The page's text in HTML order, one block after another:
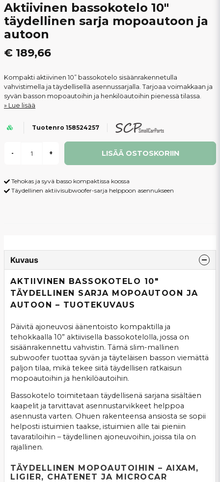
Aktiivinen bassokotelo 10"
täydellinen sarja mopoautoon ja
autoon
€ 189,66
Kompakti aktiivinen 10” bassokotelo sisäänrakennetulla
vahvistimella ja täydellisellä asennussarjalla. Tarjoaa voimakkaan ja
syvän basson mopoautoihin ja henkilöautoihin pienessä tilassa.
Lue lisää
Tuotenro 158524257
- + LISÄÄ OSTOSKORIIN
Tehokas ja syvä basso kompaktissa koossa
Täydellinen aktiivisubwoofer-sarja helppoon asennukseen
Kuvaus
AKTIIVINEN BASSOKOTELO 10"
TÄYDELLINEN SARJA MOPOAUTOON JA
AUTOON – TUOTEKUVAUS
Päivitä ajoneuvosi äänentoisto kompaktilla ja
tehokkaalla 10” aktiivisella bassokotelolla, jossa on
sisäänrakennettu vahvistin. Tämä slim-mallinen
subwoofer tuottaa syvän ja täyteläisen basson viemättä
paljon tilaa, mikä tekee siitä täydellisen ratkaisun
mopoautoihin ja henkilöautoihin.
Bassokotelo toimitetaan täydellisenä sarjana sisältäen
kaapelit ja tarvittavat asennustarvikkeet helppoa
asennusta varten. Ohuen rakenteensa ansiosta se sopii
helposti istuimien taakse, istuimien alle tai pieniin
tavaratiloihin – täydellinen ajoneuvoihin, joissa tila on
rajallinen.
TÄYDELLINEN MOPOAUTOIHIN – AIXAM,
LIGIER, CHATENET JA MICROCAR